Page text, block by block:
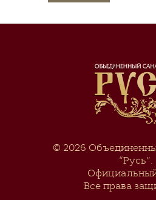
© 2026
“Русь”.
Все права